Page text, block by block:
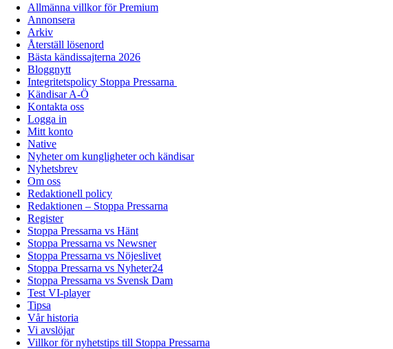
Allmänna villkor för Premium
Annonsera
Arkiv
Återställ lösenord
Bästa kändissajterna 2026
Bloggnytt
Integritetspolicy Stoppa Pressarna
Kändisar A-Ö
Kontakta oss
Logga in
Mitt konto
Native
Nyheter om kungligheter och kändisar
Nyhetsbrev
Om oss
Redaktionell policy
Redaktionen – Stoppa Pressarna
Register
Stoppa Pressarna vs Hänt
Stoppa Pressarna vs Newsner
Stoppa Pressarna vs Nöjeslivet
Stoppa Pressarna vs Nyheter24
Stoppa Pressarna vs Svensk Dam
Test VI-player
Tipsa
Vår historia
Vi avslöjar
Villkor för nyhetstips till Stoppa Pressarna